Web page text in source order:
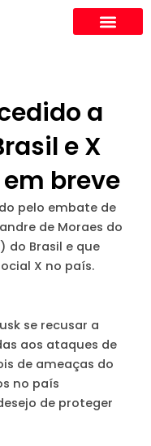
a
e X
breve
pelo embate de
de Moraes do
do Brasil e que
X no país.
se recusar a
aos ataques de
de ameaças do
no país
de proteger